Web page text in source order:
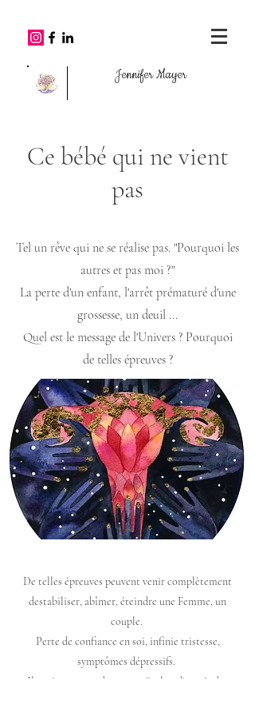
Jennifer Mayer
Ce bébé qui ne vient
pas
Tel un rêve qui ne se réalise pas. "Pourquoi les
autres et pas moi ?"
La perte d'un enfant, l'arrêt prématuré d'une
grossesse, un deuil ...
Quel est le message de l'Univers ? Pourquoi
de telles épreuves ?
De telles épreuves peuvent venir complètement
destabiliser, abîmer, éteindre une Femme, un
couple.
Perte de confiance en soi, infinie tristesse,
symptômes dépressifs.
Il est important de ne pas s'isoler, d'ouvrir des